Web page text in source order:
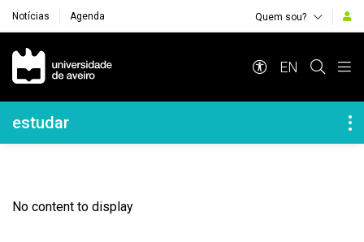
Notícias Agenda Quem sou?
Navegação Principal
EN
Navegação Lateral
estudar
No content to display